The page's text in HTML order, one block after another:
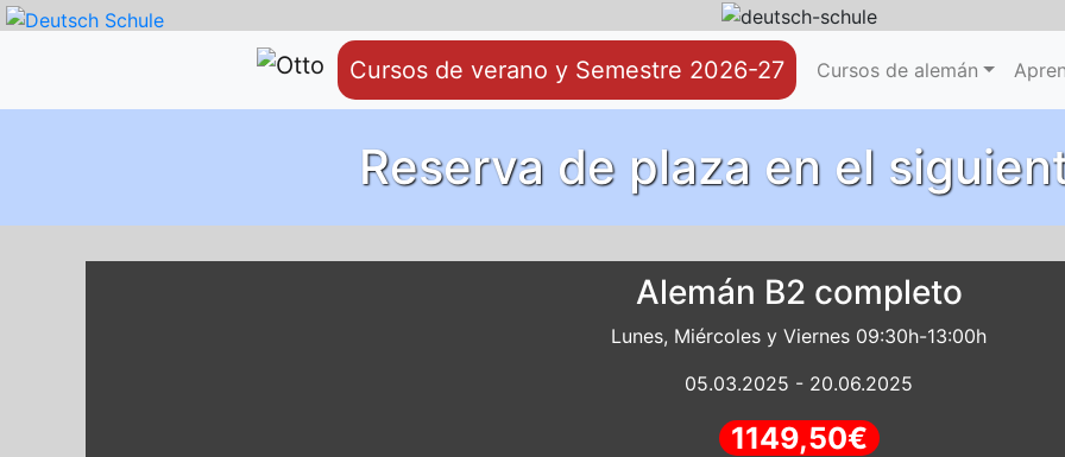
Cursos de verano y Semestre 2026-27
Reservar Videoconferencia Cursos de alemán
Reserva de plaza en el
Alemán B2 completo
Lunes, Miércoles y Viernes 09:30h-13:00h
05.03.2025 - 20.06.2025
1149,50€